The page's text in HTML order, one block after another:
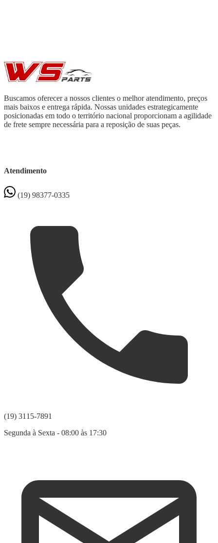
Buscamos oferecer a nossos clientes o melhor atendimento, preços
mais baixos e entrega rápida. Nossas unidades estrategicamente
posicionadas em todo o território nacional proporcionam a agilidade
de frete sempre necessária para a reposição de suas peças.
Atendimento
(19) 98377-0335
(19) 3115-7891
Segunda à Sexta - 08:00 às 17:30